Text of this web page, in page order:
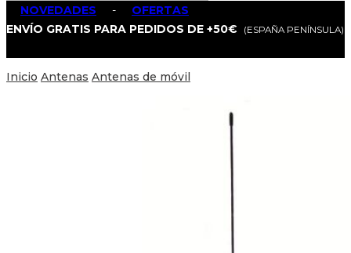
NOVEDADES - OFERTAS
ENVÍO GRATIS PARA PEDIDOS DE +50€
(ESPAÑA PENÍNSULA)
Inicio Antenas Antenas de móvil